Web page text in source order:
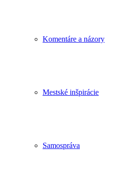
Komentáre a názory
Mestské inšpirácie
Samospráva